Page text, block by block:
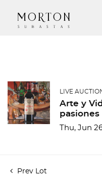
LIVE
Arte y
pasiones
Thu, Jun
Prev Lot